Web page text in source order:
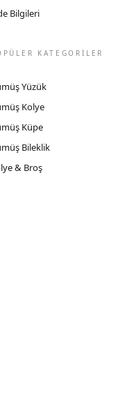
Bilgileri
KATEGORİLER
Yüzük
Kolye
Küpe
Bileklik
& Broş